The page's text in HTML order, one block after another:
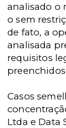
analisado o
o sem
de fato, a
analisada
requisitos
Casos
Ltda e Data